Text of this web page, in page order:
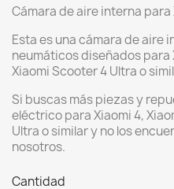
Cámara de aire interna para
Esta es una cámara de aire
neumáticos diseñados para
Xiaomi Scooter 4 Ultra o
Si buscas más piezas y
eléctrico para Xiaomi 4,
Ultra o similar y no los
nosotros.
Cantidad